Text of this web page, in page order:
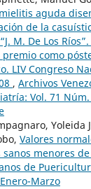
aguda
de la
M. De Los
premio como
LIV Congreso
, Archivos
Vol. 71 Núm.
Yoleida
Valores
menores
de
Marzo